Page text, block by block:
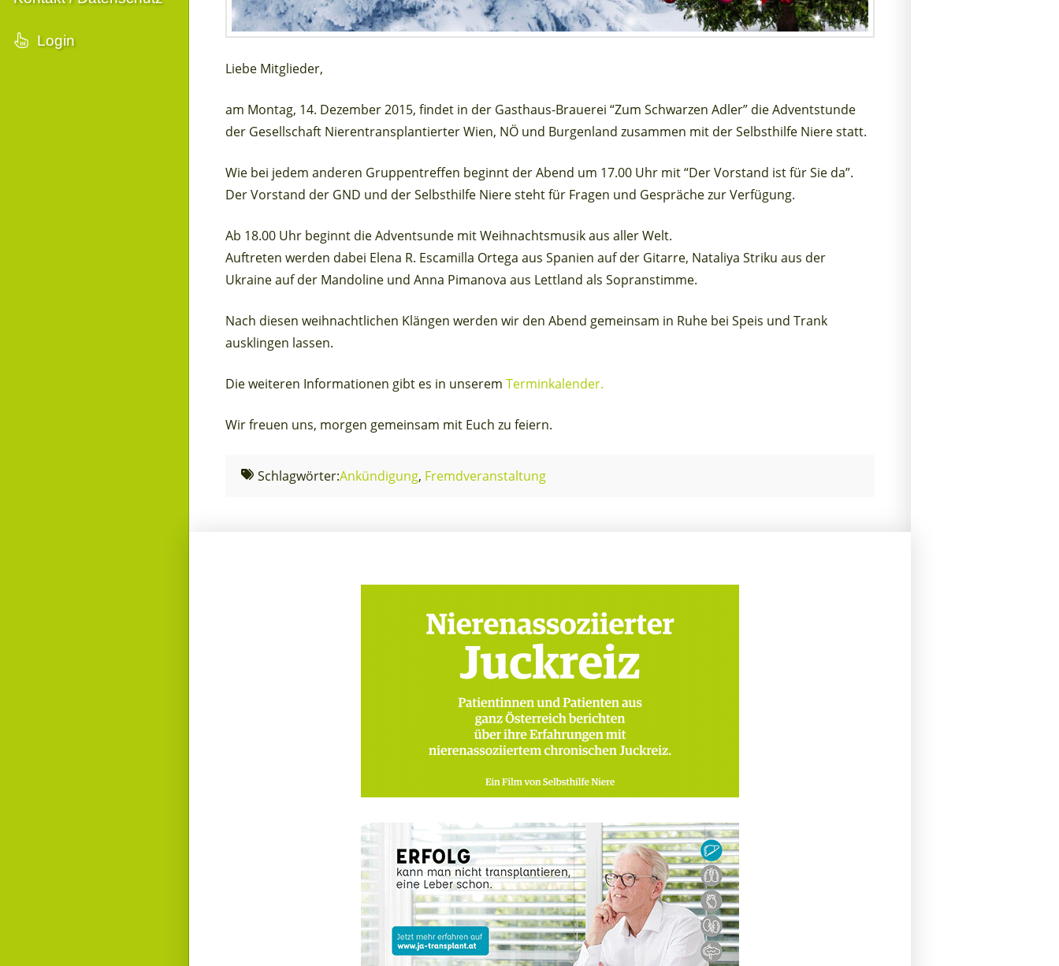
Login
Liebe Mitglieder,
am Montag, 14. Dezember 2015, findet in der Gasthaus-Brauerei “Zum Schwarzen Adler” die Adventstunde
der Gesellschaft Nierentransplantierter Wien, NÖ und Burgenland zusammen mit der Selbsthilfe Niere statt.
Wie bei jedem anderen Gruppentreffen beginnt der Abend um 17.00 Uhr mit “Der Vorstand ist für Sie da”.
Der Vorstand der GND und der Selbsthilfe Niere steht für Fragen und Gespräche zur Verfügung.
Ab 18.00 Uhr beginnt die Adventsunde mit Weihnachtsmusik aus aller Welt.
Auftreten werden dabei Elena R. Escamilla Ortega aus Spanien auf der Gitarre, Nataliya Striku aus der
Ukraine auf der Mandoline und Anna Pimanova aus Lettland als Sopranstimme.
Nach diesen weihnachtlichen Klängen werden wir den Abend gemeinsam in Ruhe bei Speis und Trank
ausklingen lassen.
Die weiteren Informationen gibt es in unserem Terminkalender.
Wir freuen uns, morgen gemeinsam mit Euch zu feiern.
Schlagwörter:Ankündigung, Fremdveranstaltung